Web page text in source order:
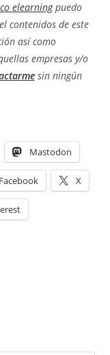
elearningpuedo
contenidos de este
así como
empresas y/o
sin ningún
Mastodon
Facebook X